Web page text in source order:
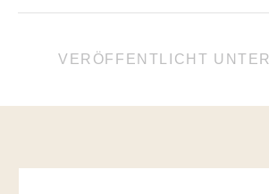
VERÖFFENTLICHT UNTER